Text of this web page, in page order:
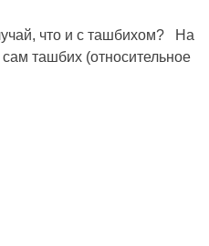
что и с ташбихом? На
ташбих (относительное